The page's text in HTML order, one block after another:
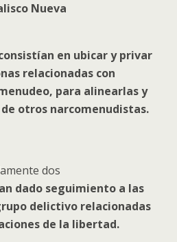
Nueva
en ubicar y privar
relacionadas con
para alinearlas y
otros narcomenudistas.
dos
dado seguimiento a las
delictivo relacionadas
de la libertad.